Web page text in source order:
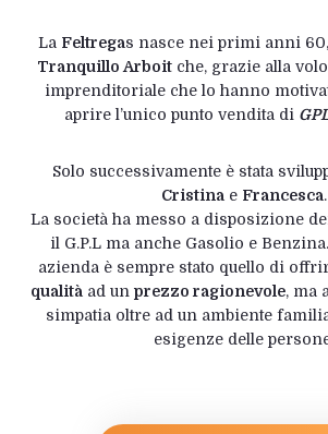
La Feltregas nasce nei primi anni
Tranquillo Arboit che, grazie alla
imprenditoriale che lo hanno
aprire l’unico punto vendita di
Solo successivamente è stata
Cristina e Francesca.
La società ha messo a disposizione
il G.P.L ma anche Gasolio e
azienda è sempre stato quello di
qualità ad un prezzo ragionevole, ma
simpatia oltre ad un ambiente
esigenze delle